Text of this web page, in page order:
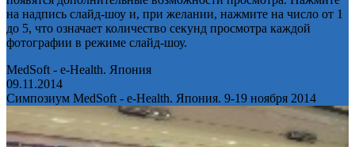
на надпись слайд-шоу и, при желании, нажмите на число от 1
до 5, что означает количество секунд просмотра каждой
фотографии в режиме слайд-шоу.
MedSoft - e-Health. Япония
09.11.2014
Симпозиум MedSoft - e-Health. Япония. 9-19 ноября 2014